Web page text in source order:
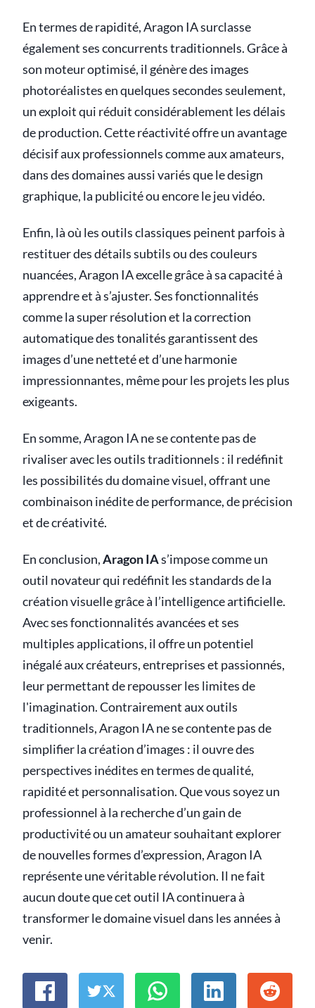
En termes de rapidité, Aragon IA surclasse
également ses concurrents traditionnels. Grâce à
son moteur optimisé, il génère des images
photoréalistes en quelques secondes seulement,
un exploit qui réduit considérablement les délais
de production. Cette réactivité offre un avantage
décisif aux professionnels comme aux amateurs,
dans des domaines aussi variés que le design
graphique, la publicité ou encore le jeu vidéo.
Enfin, là où les outils classiques peinent parfois à
restituer des détails subtils ou des couleurs
nuancées, Aragon IA excelle grâce à sa capacité à
apprendre et à s’ajuster. Ses fonctionnalités
comme la super résolution et la correction
automatique des tonalités garantissent des
images d’une netteté et d’une harmonie
impressionnantes, même pour les projets les plus
exigeants.
En somme, Aragon IA ne se contente pas de
rivaliser avec les outils traditionnels : il redéfinit
les possibilités du domaine visuel, offrant une
combinaison inédite de performance, de précision
et de créativité.
En conclusion,Aragon IAs’impose comme un
outil novateur qui redéfinit les standards de la
création visuelle grâce à l’intelligence artificielle.
Avec ses fonctionnalités avancées et ses
multiples applications, il offre un potentiel
inégalé aux créateurs, entreprises et passionnés,
leur permettant de repousser les limites de
l'imagination. Contrairement aux outils
traditionnels, Aragon IA ne se contente pas de
simplifier la création d’images : il ouvre des
perspectives inédites en termes de qualité,
rapidité et personnalisation. Que vous soyez un
professionnel à la recherche d’un gain de
productivité ou un amateur souhaitant explorer
de nouvelles formes d’expression, Aragon IA
représente une véritable révolution. Il ne fait
aucun doute que cet outil IA continuera à
transformer le domaine visuel dans les années à
venir.